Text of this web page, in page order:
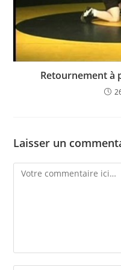
Retournement à
Laisser un
Comment